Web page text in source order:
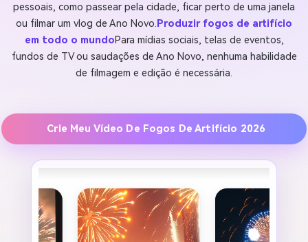
pessoais, como passear pela cidade, ficar perto de uma janela
ou filmar um vlog de Ano Novo. Produzir fogos de artifício
em todo o mundoPara mídias sociais, telas de eventos,
fundos de TV ou saudações de Ano Novo, nenhuma habilidade
de filmagem e edição é necessária.
Crie Meu Vídeo De Fogos De Artifício 2026